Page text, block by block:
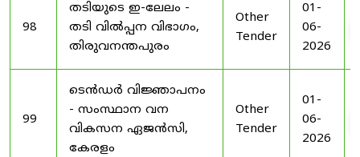
98
തടിയുടെ ഇ-ലേലം -
തടി വിൽപ്പന വിഭാഗം,
തിരുവനന്തപുരം
Other
Tender
01-
06-
2026
99
ടെൻഡർ വിജ്ഞാപനം
- സംസ്ഥാന വന
വികസന ഏജൻസി,
കേരളം
Other
Tender
01-
06-
2026